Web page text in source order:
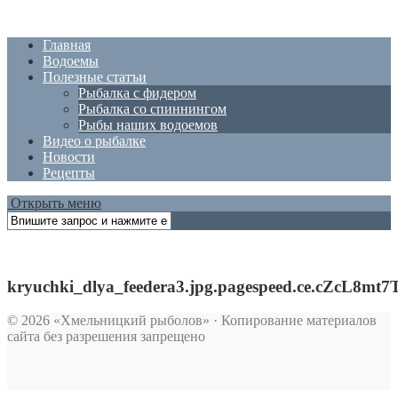
Главная
Водоемы
Полезные статъи
Рыбалка с фидером
Рыбалка со спиннингом
Рыбы наших водоемов
Видео о рыбалке
Новости
Рецепты
Открыть меню
© 2026 «Хмельницкий рыболов» · Копирование материалов
сайта без разрешения запрещено